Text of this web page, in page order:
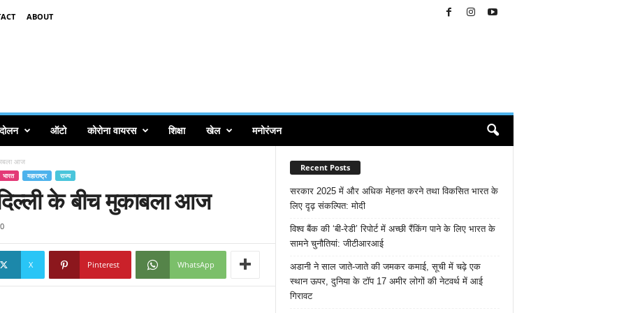
ABOUT
ऑटो कोरोना वायरस शिक्षा खेल मनोरंजन
आज
भारत महाराष्ट्र राज्य
के बीच मुकाबला आज
0
X Pinterest WhatsApp
Recent Posts
सरकार 2025 में और अधिक मेहनत करने तथा विकसित भारत के
लिए दृढ़ संकल्पित: माेदी
विश्व बैंक की ‘बी-रेडी’ रिपोर्ट में अच्छी रैंकिंग पाने के लिए भारत के
सामने चुनौतियां: जीटीआरआई
अडानी ने साल जाते-जाते की जमकर कमाई, सूची में चढ़े एक
स्थान ऊपर, दुनिया के टॉप 17 अमीर लोगों की नेटवर्थ में आई
गिरावट